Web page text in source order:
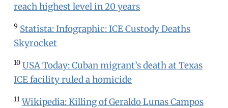
reach highest level in 20 years
9 Statista: Infographic: ICE Custody Deaths
Skyrocket
10 USA Today: Cuban migrant’s death at Texas
ICE facility ruled a homicide
11 Wikipedia: Killing of Geraldo Lunas Campos